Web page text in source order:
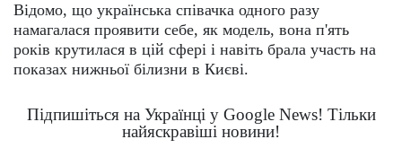
Відомо, що українська співачка одного разу
намагалася проявити себе, як модель, вона п'ять
років крутилася в цій сфері і навіть брала участь на
показах нижньої білизни в Києві.
Підпишіться на Українці у Google News! Тільки
найяскравіші новини!